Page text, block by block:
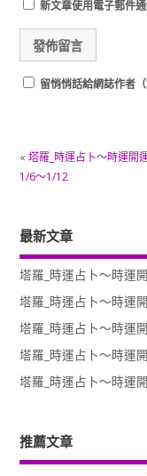
新文章使用電子郵件通
留悄悄話給網誌作者
« 塔羅_時運占卜～時運開
1/6～1/12
最新文章
塔羅_時運占卜～時運
塔羅_時運占卜～時運
塔羅_時運占卜～時運
塔羅_時運占卜～時運
塔羅_時運占卜～時運
推薦文章